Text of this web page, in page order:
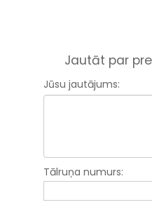
Jautāt par
Jūsu jautājums:
Tālruņa numurs: